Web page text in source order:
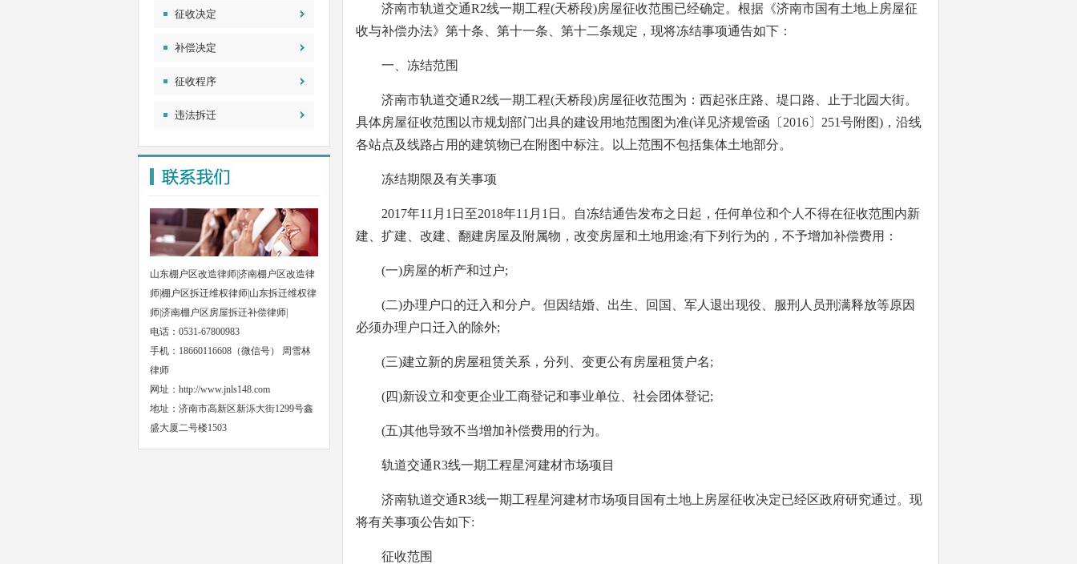
征收决定
补偿决定
征收程序
违法拆迁
山东棚户区改造律师|济南棚户区改造律
师|棚户区拆迁维权律师|山东拆迁维权律
师|济南棚户区房屋拆迁补偿律师|
电话：0531-67800983
手机：18660116608（微信号） 周雪林
律师
网址： http://www.jnls148.com
地址：济南市高新区新泺大街1299号鑫
盛大厦二号楼1503
济南市轨道交通R2线一期工程(天桥段)房屋征收范围已经确定。根据《济南市国有土地上房屋征
收与补偿办法》第十条、第十一条、第十二条规定，现将冻结事项通告如下：
一、冻结范围
济南市轨道交通R2线一期工程(天桥段)房屋征收范围为：西起张庄路、堤口路、止于北园大街。
具体房屋征收范围以市规划部门出具的建设用地范围图为准(详见济规管函〔2016〕251号附图)，沿线
各站点及线路占用的建筑物已在附图中标注。以上范围不包括集体土地部分。
冻结期限及有关事项
2017年11月1日至2018年11月1日。自冻结通告发布之日起，任何单位和个人不得在征收范围内新
建、扩建、改建、翻建房屋及附属物，改变房屋和土地用途;有下列行为的，不予增加补偿费用：
(一)房屋的析产和过户;
(二)办理户口的迁入和分户。但因结婚、出生、回国、军人退出现役、服刑人员刑满释放等原因
必须办理户口迁入的除外;
(三)建立新的房屋租赁关系，分列、变更公有房屋租赁户名;
(四)新设立和变更企业工商登记和事业单位、社会团体登记;
(五)其他导致不当增加补偿费用的行为。
轨道交通R3线一期工程星河建材市场项目
济南轨道交通R3线一期工程星河建材市场项目国有土地上房屋征收决定已经区政府研究通过。现
将有关事项公告如下:
征收范围